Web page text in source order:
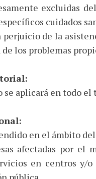
excluidas
cuidados
de la
los problemas
se aplicará en todo
en el ámbito
afectadas por el
en centros y/